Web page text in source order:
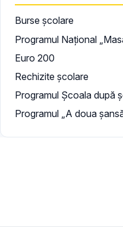
Burse școlare
Programul Național
Euro 200
Rechizite școlare
Programul Școala după
Programul „A doua